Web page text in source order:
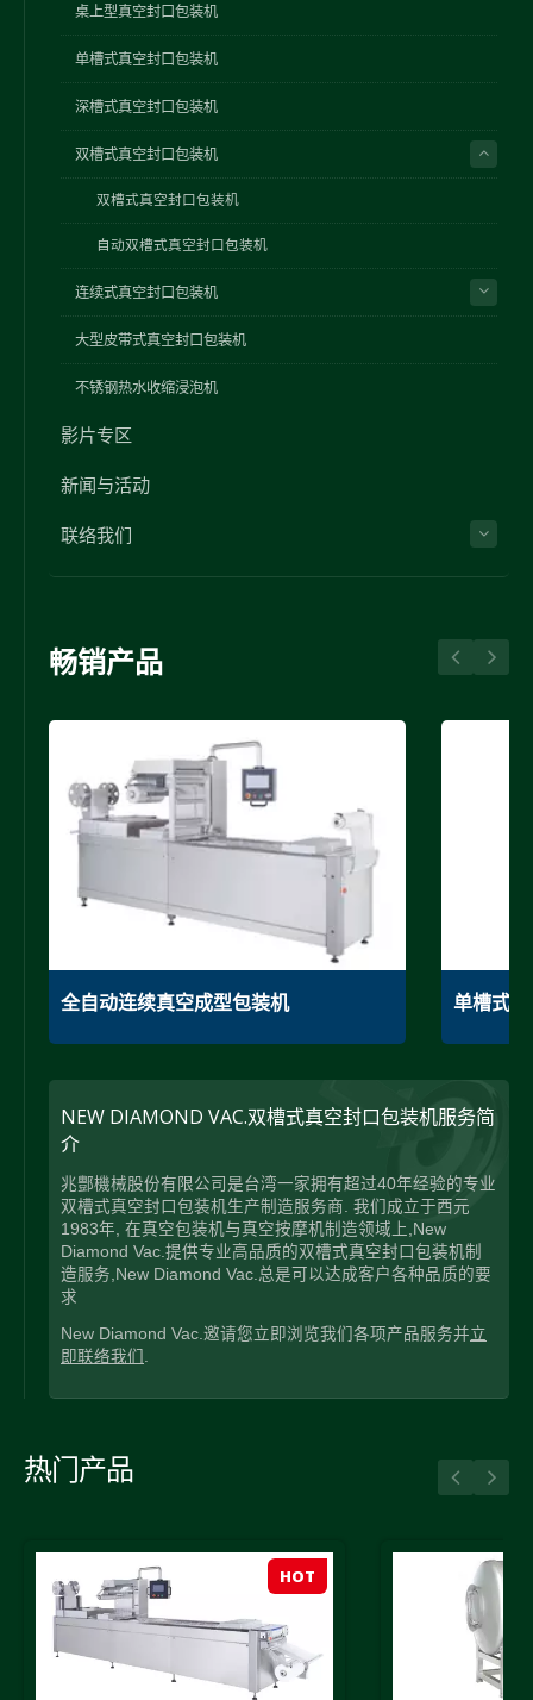
桌上型真空封口包装机
单槽式真空封口包装机
深槽式真空封口包装机
双槽式真空封口包装机
双槽式真空封口包装机
自动双槽式真空封口包装机
连续式真空封口包装机
大型皮带式真空封口包装机
不锈钢热水收缩浸泡机
影片专区
新闻与活动
联络我们
畅销产品
全自动连续真空成型包装机 单槽式
NEW DIAMOND VAC.双槽式真空封口包装机服务简
介
兆酆機械股份有限公司是台湾一家拥有超过40年经验的专业
双槽式真空封口包装机生产制造服务商. 我们成立于西元
1983年, 在真空包装机与真空按摩机制造领域上,New
Diamond Vac.提供专业高品质的双槽式真空封口包装机制
造服务,New Diamond Vac.总是可以达成客户各种品质的要
求
New Diamond Vac.邀请您立即浏览我们各项产品服务并立
即联络我们
热门产品
HOT